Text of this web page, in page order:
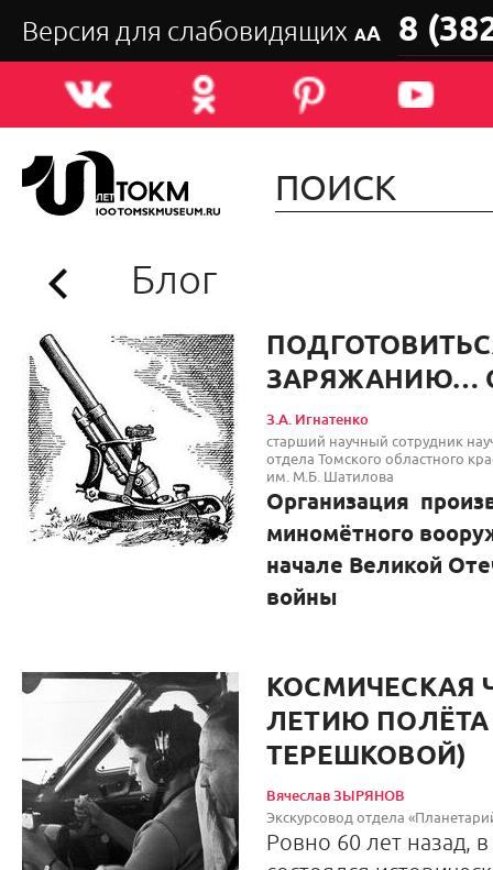
Версия для слабовидящих АА 8
Блог
ЗАРЯЖАНИЮ…
З.А. Игнатенко
старший научный сотрудник
отдела Томского областного
им. М.Б. Шатилова
Организация
миномётного
начале Великой
войны
КОСМИЧЕСКАЯ
ЛЕТИЮ
ТЕРЕШКОВОЙ)
Вячеслав ЗЫРЯНОВ
Экскурсовод отдела
Ровно 60 лет назад,